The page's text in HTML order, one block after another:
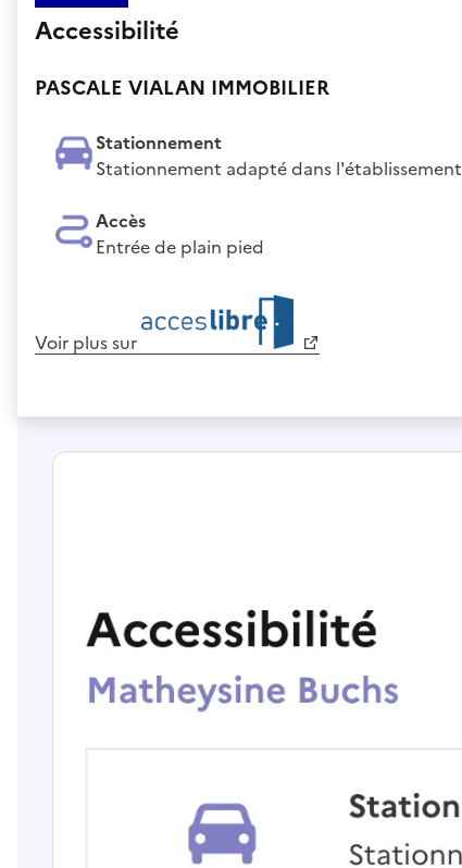
Accessibilité
PASCALE VIALAN IMMOBILIER
Stationnement
Stationnement adapté dans l'établissement
Accès
Entrée de plain pied
Voir plus sur